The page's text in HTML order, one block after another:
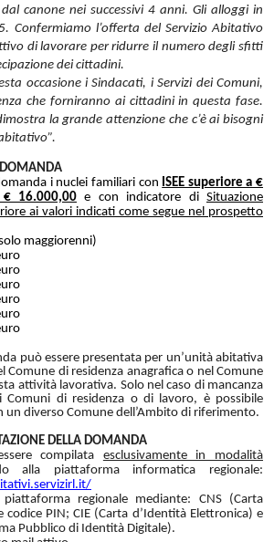
canone nei successivi 4 anni. Gli alloggi in
Confermiamo l’offerta del Servizio Abitativo
di lavorare per ridurre il numero degli sfitti
dei cittadini.
occasione i Sindacati, i Servizi dei Comuni,
che forniranno ai cittadini in questa fase.
la grande attenzione che c’è ai bisogni
DOMANDA
i nuclei familiari con ISEE superiore a €
16.000,00 e con indicatore di Situazione
ai valori indicati come segue nel prospetto
maggiorenni)
può essere presentata per un’unità abitativa
Comune di residenza anagrafica o nel Comune
attività lavorativa. Solo nel caso di mancanza
Comuni di residenza o di lavoro, è possibile
un diverso Comune dell’Ambito di riferimento.
DELLA DOMANDA
compilata esclusivamente in modalità
alla piattaforma informatica regionale:
servizirl.it/
regionale mediante: CNS (Carta
codice PIN; CIE (Carta d’Identità Elettronica) e
Pubblico di Identità Digitale).